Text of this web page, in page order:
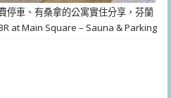
停車、有桑拿的公寓實住分享，芬蘭
at Main Square – Sauna & Parking